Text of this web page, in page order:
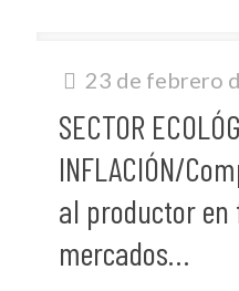
23 de febrero
SECTOR
INFLACIÓN/
al productor en
mercados…